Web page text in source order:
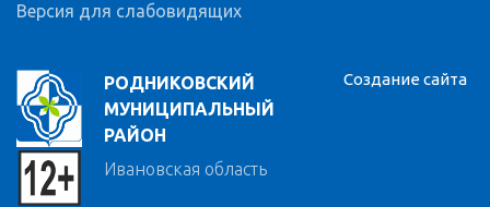
РОДНИКОВСКИЙ
МУНИЦИПАЛЬНЫЙ
РАЙОН
Ивановская область
Версия для слабовидящих
Создание сайта